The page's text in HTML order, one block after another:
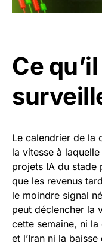
Ce
Le calendrier de la
la vitesse à
projets IA du stade
que les revenus
le moindre signal
peut déclencher la
cette semaine, ni
et l’Iran ni la